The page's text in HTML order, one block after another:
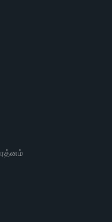
ரத்னம்